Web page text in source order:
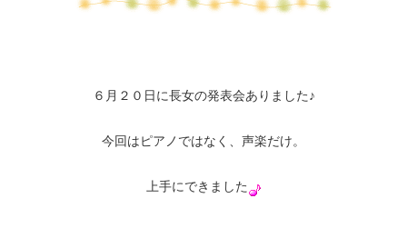
６月２０日に長女の発表会ありました♪
今回はピアノではなく、声楽だけ。
上手にできました